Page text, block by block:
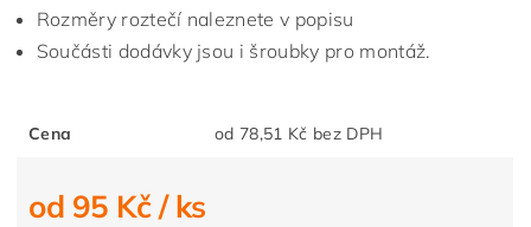
Rozměry roztečí naleznete v popisu
Součásti dodávky jsou i šroubky pro montáž.
Cena od 78,51 Kč bez DPH
od 95 Kč/ ks